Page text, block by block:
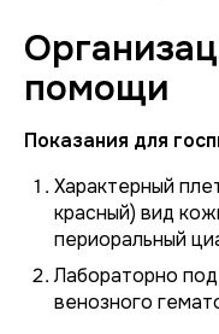
помощи
Показания для
Характерный
красный) вид
периоральный
Лабораторно
венозного